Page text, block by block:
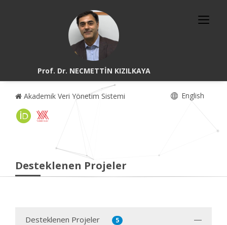
Prof. Dr. NECMETTİN KIZILKAYA
Akademik Veri Yönetim Sistemi English
Desteklenen Projeler
Desteklenen Projeler 5